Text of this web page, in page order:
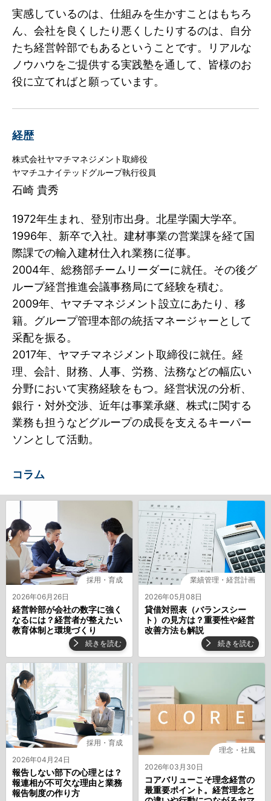
実感しているのは、仕組みを生かすことはもちろ
ん、会社を良くしたり悪くしたりするのは、自分
たち経営幹部でもあるということです。リアルな
ノウハウをご提供する実践塾を通して、皆様のお
役に立てればと願っています。
経歴
株式会社ヤマチマネジメント取締役
ヤマチユナイテッドグループ執行役員
石崎 貴秀
1972年生まれ、登別市出身。北星学園大学卒。
1996年、新卒で入社。 建材事業の営業課を経て国
際課での輸入建材仕入れ業務に従事。
2004年、総務部チームリーダーに就任。 その後グ
ループ経営推進会議事務局にて経験を積む。
2009年、ヤマチマネジメント設立にあたり、移
籍。 グループ管理本部の統括マネージャーとして
采配を振る。
2017年、ヤマチマネジメント取締役に就任。 経
理、会計、財務、人事、労務、法務などの幅広い
分野において実務経験をもつ。 経営状況の分析、
銀行・対外交渉、近年は事業承継、株式に関する
業務も担うなどグループの成長を支えるキーパー
ソンとして活動。
コラム
2026年06月26日
採用・育成
経営幹部が会社の数字に強く
なるには？経営者が整えたい
教育体制と環境づくり
続きを読む
2026年05月08日
業績管理・経営計画
貸借対照表（バランスシー
ト）の見方は？重要性や経営
改善方法も解説
続きを読む
2026年04月24日
採用・育成
報告しない部下の心理とは？
報連相が不可欠な理由と業務
報告制度の作り方
2026年03月30日
理念・社風
コアバリューこそ理念経営の
最重要ポイント。経営理念と